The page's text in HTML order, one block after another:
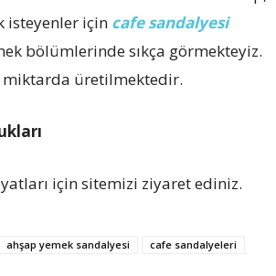
isteyenler için cafe sandalyesi
bölümlerinde sıkça görmekteyiz.
üretilmektedir.
için sitemizi ziyaret ediniz.
ahşap yemek sandalyesi
cafe sandalyeleri